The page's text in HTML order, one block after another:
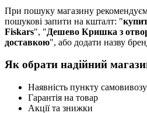
При пошуку магазину
пошукові запити на кшталт: "
Fiskars", "Дешево Кришка з
доставкою", або додати назву
Як обрати надійний
Наявність пункту
Гарантія на товар
Акції та знижки